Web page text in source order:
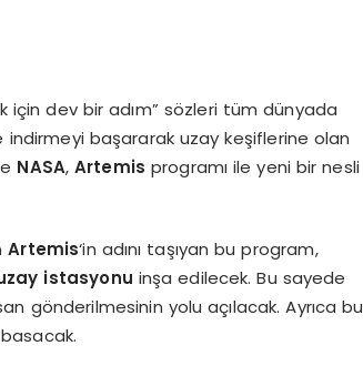
için dev bir adım” sözleri tüm dünyada
indirmeyi başararak uzay keşiflerine olan
NASA,Artemis programı ile yeni bir nesli
Artemis‘in adını taşıyan bu program,
istasyonu inşa edilecek. Bu sayede
gönderilmesinin yolu açılacak. Ayrıca bu